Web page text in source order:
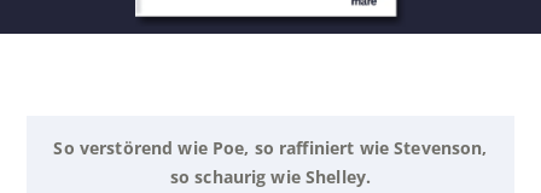
So verstörend wie Poe, so raffiniert wie Stevenson,
so schaurig wie Shelley.